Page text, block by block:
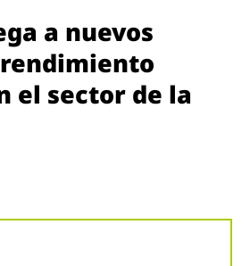
a nuevos
el sector de la